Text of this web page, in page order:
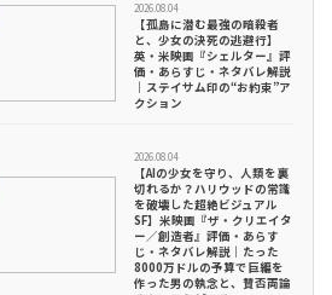
2026.08.04
【孤島に潜む最強の暗殺者
と、少女の決死の逃避行】
英・米映画『シェルター』評
価・あらすじ・ネタバレ解説
｜ステイサム印の“お約束”ア
クション
2026.08.04
【AIの少女を守り、人類を裏
切れるか？ハリウッドの常識
を破壊した超絶ビジュアル
SF】米映画『ザ・クリエイタ
ー／創造者』評価・あらす
じ・ネタバレ解説｜たった
8000万ドルの予算で巨編を
作った男の執念と、賛否両論